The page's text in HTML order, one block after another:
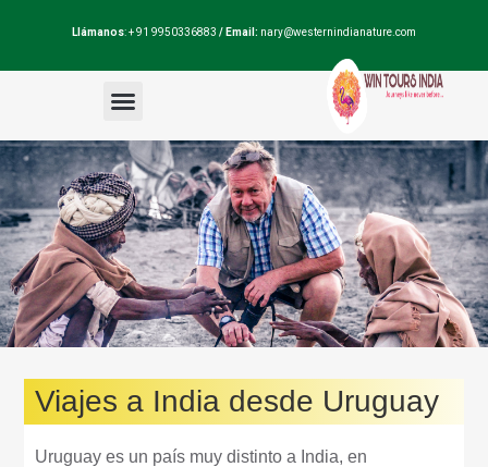
Llámanos: + 91 9950336883 / Email: nary@westernindianature.com
Viajes a India desde Uruguay
Uruguay es un país muy distinto a India, en